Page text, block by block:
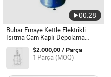
00:28
Buhar Emaye Kettle Elektrikli
Isıtma Cam Kaplı Depolama
Tankı Emaye
$2.000,00 / Parça
1 Parça (MOQ)